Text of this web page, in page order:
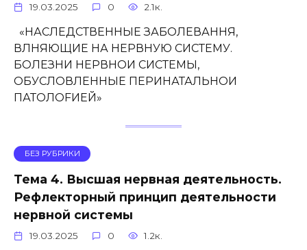
19.03.2025 0 2.1к.
«НАСЛЕДСТВЕННЫЕ ЗАБОЛЕВАННЯ,
ВЛНЯЮЩИЕ НА НЕРВНУЮ СИСТЕМУ.
БОЛЕЗНИ НЕРВНОИ СИСТЕМЫ,
ОБУСЛОВЛЕННЫЕ ПЕРИНАТАЛЬНОИ
ПАТОЛОFИЕЙ»
БЕЗ РУБРИКИ
Тема 4. Высшая нервная деятельность.
Рефлекторный принцип деятельности
нервной системы
19.03.2025 0 1.2к.